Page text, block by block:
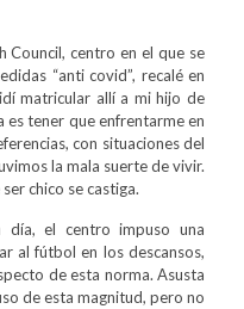
Council, centro en el que se
“anti covid”, recalé en
matricular allí a mi hijo de
es tener que enfrentarme en
con situaciones del
la mala suerte de vivir.
chico se castiga.
el centro impuso una
al fútbol en los descansos,
de esta norma. Asusta
de esta magnitud, pero no